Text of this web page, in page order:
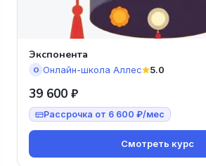
Экспонента
О Онлайн-школа Аллес 5.0
39 600 ₽
Рассрочка от 6 600 ₽/мес
Смотреть курс